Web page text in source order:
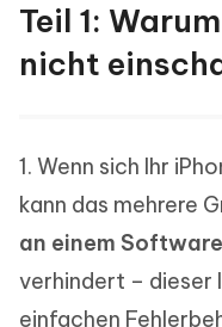
Teil 1:
nicht
1. Wenn sich Ihr
kann das mehrere
an einem
verhindert – dieser
einfachen